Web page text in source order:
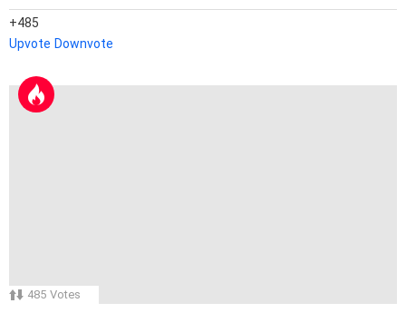
485
Upvote Downvote
485 Votes